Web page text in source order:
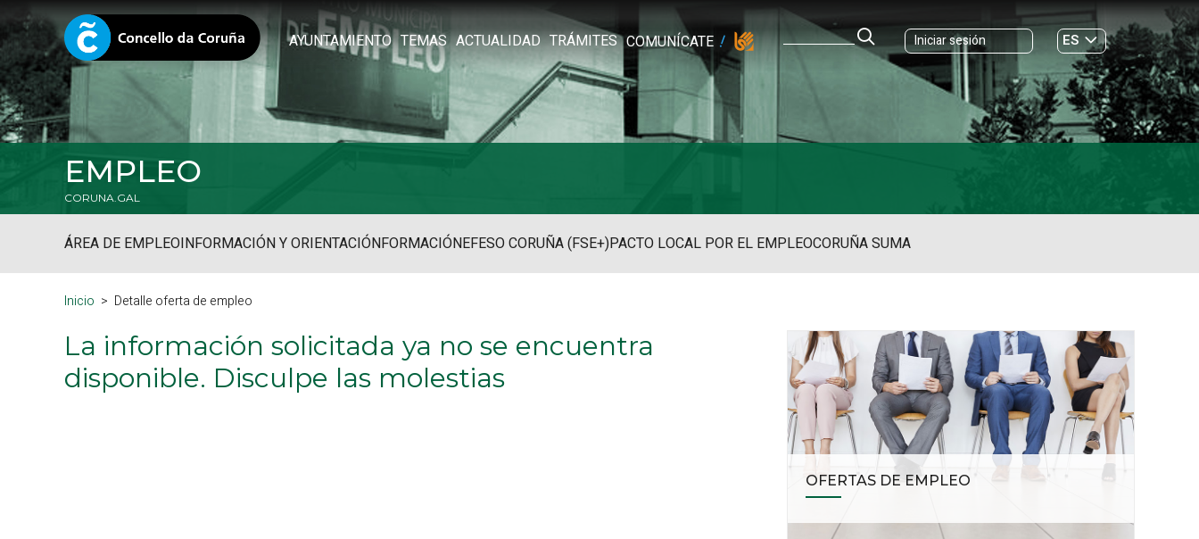
AYUNTAMIENTO TEMAS ACTUALIDAD TRÁMITES COMUNÍCATE Iniciar sesión
ES
GL
EMPLEO
CORUNA.GAL
ÁREA DE EMPLEOINFORMACIÓN Y ORIENTACIÓNFORMACIÓNEFESO CORUÑA (FSE+)PACTO LOCAL POR EL EMPLEOCORUÑA SUMA
Inicio Detalle oferta de empleo
La información solicitada ya no se encuentra
disponible. Disculpe las molestias
OFERTAS DE EMPLEO